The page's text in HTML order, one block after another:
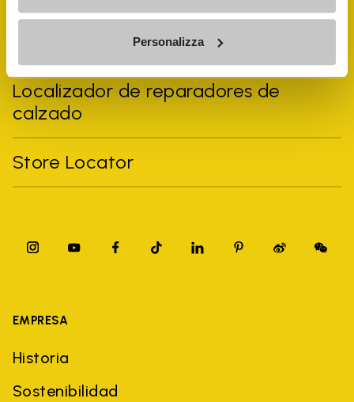
Personalizza
Localizador de reparadores de
calzado
Store Locator
EMPRESA
Historia
Sostenibilidad